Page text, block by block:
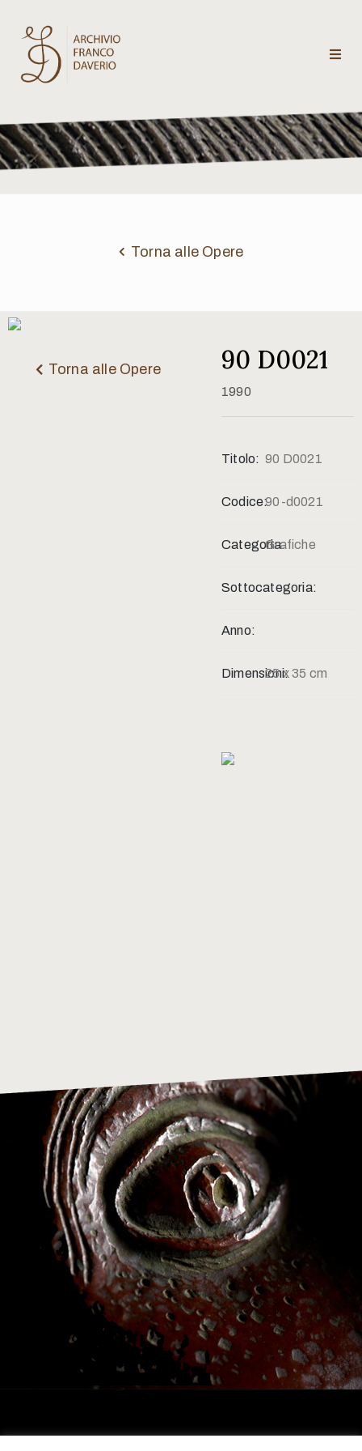
Archivio
Franco
Daverio
critici
Contatti
Torna alle Opere
Torna alle Opere 90 D0021
1990
Titolo: 90 D0021
Codice:90-d0021
Categoria:Grafiche
Sottocategoria:
Anno:
Dimensioni:25 x 35 cm